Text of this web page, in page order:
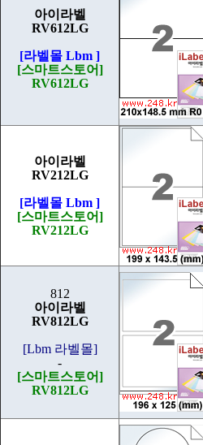
아이라벨
RV612LG
[라벨몰 Lbm ]
[스마트스토어]
RV612LG
아이라벨
RV212LG
[라벨몰 Lbm ]
[스마트스토어]
RV212LG
812
아이라벨
RV812LG
[Lbm 라벨몰]
-
[스마트스토어]
RV812LG